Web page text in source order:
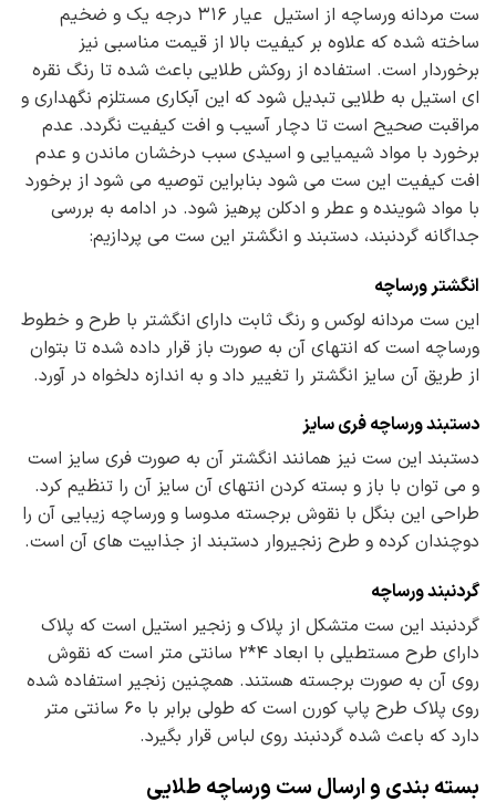
ست مردانه ورساچه از استیل عیار ۳۱۶ درجه یک و ضخیم
ساخته شده که علاوه بر کیفیت بالا از قیمت مناسبی نیز
برخوردار است. استفاده از روکش طلایی باعث شده تا رنگ نقره
ای استیل به طلایی تبدیل شود که این آبکاری مستلزم نگهداری و
مراقبت صحیح است تا دچار آسیب و افت کیفیت نگردد. عدم
برخورد با مواد شیمیایی و اسیدی سبب درخشان ماندن و عدم
افت کیفیت این ست می شود بنابراین توصیه می شود از برخورد
با مواد شوینده و عطر و ادکلن پرهیز شود. در ادامه به بررسی
جداگانه گردنبند، دستبند و انگشتر این ست می پردازیم:
انگشتر ورساچه
این ست مردانه لوکس و رنگ ثابت دارای انگشتر با طرح و خطوط
ورساچه است که انتهای آن به صورت باز قرار داده شده تا بتوان
از طریق آن سایز انگشتر را تغییر داد و به اندازه دلخواه در آورد.
دستبند ورساچه فری سایز
دستبند این ست نیز همانند انگشتر آن به صورت فری سایز است
و می توان با باز و بسته کردن انتهای آن سایز آن را تنظیم کرد.
طراحی این بنگل با نقوش برجسته مدوسا و ورساچه زیبایی آن را
دوچندان کرده و طرح زنجیروار دستبند از جذابیت های آن است.
گردنبند ورساچه
گردنبند این ست متشکل از پلاک و زنجیر استیل است که پلاک
دارای طرح مستطیلی با ابعاد ۴*۲ سانتی متر است که نقوش
روی آن به صورت برجسته هستند. همچنین زنجیر استفاده شده
روی پلاک طرح پاپ کورن است که طولی برابر با ۶۰ سانتی متر
دارد که باعث شده گردنبند روی لباس قرار بگیرد.
بسته بندی و ارسال ست ورساچه طلایی